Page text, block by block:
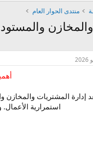
منتدى الحوار العام
إدارة المشتريات
استمرارية